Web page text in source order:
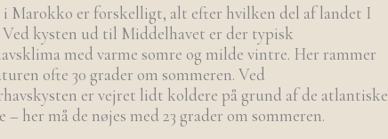
Marokko er forskelligt, alt efter hvilken del af landet I
Ved kysten ud til Middelhavet er der typisk
med varme somre og milde vintre. Her rammer
ofte 30 grader om sommeren. Ved
er vejret lidt koldere på grund af de atlantiske
– her må de nøjes med 23 grader om sommeren.